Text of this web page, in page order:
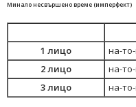
Минало несвършено време (имперфект)
1 лицо
на-
2 лицо
на-
3 лицо
на-